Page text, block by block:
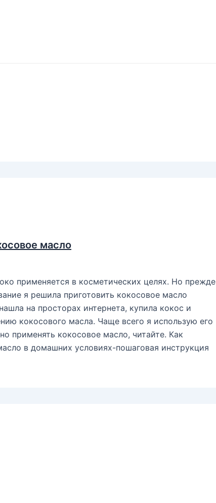
масло
применяется в косметических целях. Но прежде
я решила приготовить кокосовое масло
на просторах интернета, купила кокос и
кокосового масла. Чаще всего я использую его
применять кокосовое масло, читайте. Как
в домашних условиях-пошаговая инструкция